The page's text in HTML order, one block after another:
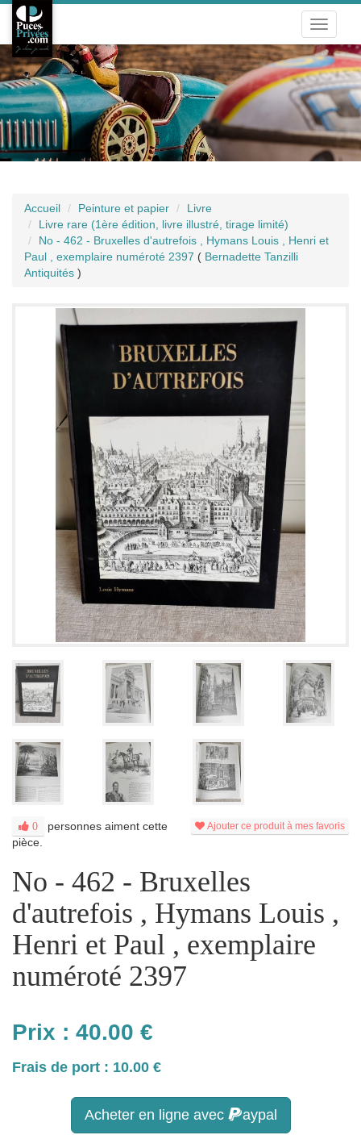
Toggle
Accueil Peinture et papier
Livre
Livre rare (1ère édition, livre illustré, tirage limité)
No - 462 - Bruxelles d'autrefois , Hymans Louis , Henri et
Paul , exemplaire numéroté 2397 ( Bernadette Tanzilli
Antiquités )
Ajouter ce produit à mes favoris
0
personnes aiment cette
pièce.
No - 462 - Bruxelles
d'autrefois , Hymans Louis ,
Henri et Paul , exemplaire
numéroté 2397
Prix : 40.00 €
Frais de port : 10.00 €
Acheter en ligne avec aypal